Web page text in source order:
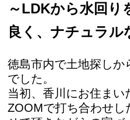
～LDKから水回り
良く、ナチュラル
徳島市内で土地探しか
でした。
当初、香川にお住まい
ZOOMで打ち合わせし